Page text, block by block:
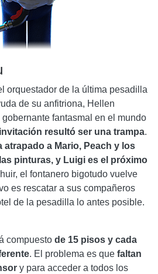
orquestador de la última pesadilla
de su anfitriona, Hellen
fantasmal en el mundo
resultó ser una trampa.
atrapado a Mario, Peach y los
pinturas, y Luigi es el próximo
el fontanero bigotudo vuelve
es rescatar a sus compañeros
de la pesadilla lo antes posible.
compuesto de 15 pisos y cada
. El problema es que faltan
y para acceder a todos los